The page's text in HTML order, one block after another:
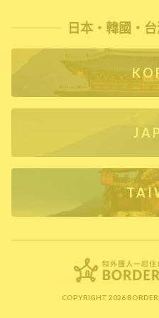
日本・韓國・
COPYRIGHT 2026